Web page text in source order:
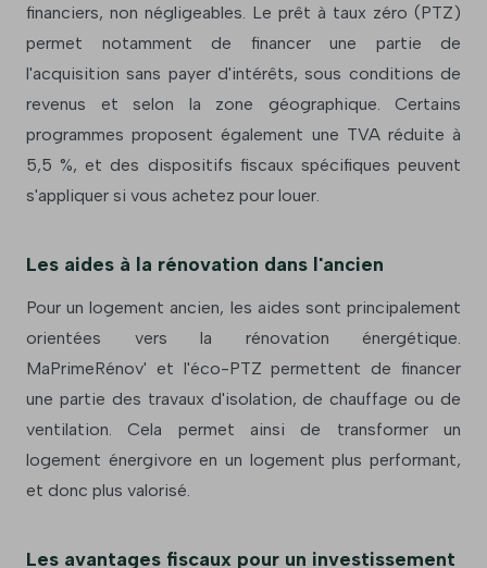
financiers, non négligeables. Le prêt à taux zéro (PTZ)
permet notamment de financer une partie de
l'acquisition sans payer d'intérêts, sous conditions de
revenus et selon la zone géographique. Certains
programmes proposent également une TVA réduite à
5,5 %, et des dispositifs fiscaux spécifiques peuvent
s'appliquer si vous achetez pour louer.
Les aides à la rénovation dans l'ancien
Pour un logement ancien, les aides sont principalement
orientées vers la rénovation énergétique.
MaPrimeRénov' et l'éco-PTZ permettent de financer
une partie des travaux d'isolation, de chauffage ou de
ventilation. Cela permet ainsi de transformer un
logement énergivore en un logement plus performant,
et donc plus valorisé.
Les avantages fiscaux pour un investissement